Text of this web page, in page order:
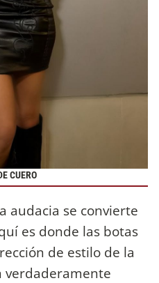
CUERO
audacia se convierte
es donde las botas
de estilo de la
verdaderamente